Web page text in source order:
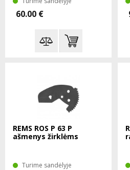
60.00 €
REMS ROS P 63 P
ašmenys žirklėms
Turime sandėlyje